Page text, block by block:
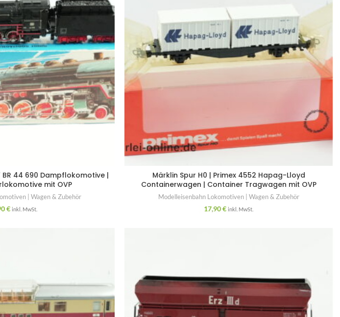
BR 44 690 Dampflokomotive |
mit OVP
| Wagen & Zubehör
€ inkl. MwSt.
Märklin Spur H0 | Primex 4552 Hapag-Lloyd
Containerwagen | Container Tragwagen mit OVP
Modelleisenbahn Lokomotiven | Wagen & Zubehör
17,90€ inkl. MwSt.